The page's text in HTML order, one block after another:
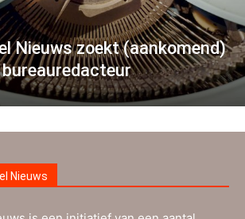
Nieuws zoekt (aankomend)
bureauredacteur
Nieuws